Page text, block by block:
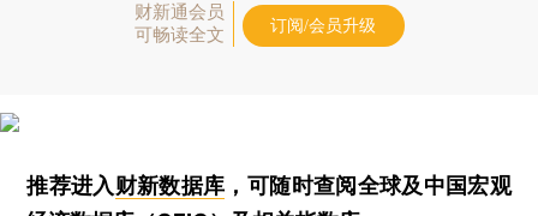
财新通会员
可畅读全文
订阅/会员升级
推荐进入财新数据库 ，可随时查阅全球及中国宏观